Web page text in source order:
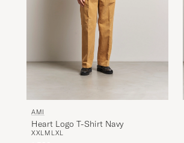
AMI
Heart Logo T-Shirt Navy
XXLM LXL